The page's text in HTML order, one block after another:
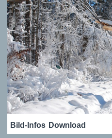
Bild-Infos Download